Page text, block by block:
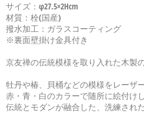
サイズ：φ27.5×2Hcm
材質：栓(国産)
撥水加工：ガラスコーティング
※裏面壁掛け金具付き
京友禅の伝統模様を取り入れた木製
牡丹や椿、貝桶などの模様をレーザ
赤・青・白のカラーで随所に絵付け
伝統とモダンが融合した、洗練され